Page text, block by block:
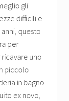
gli
difficili e
questo
per
uno
piccolo
in bagno
ex novo,